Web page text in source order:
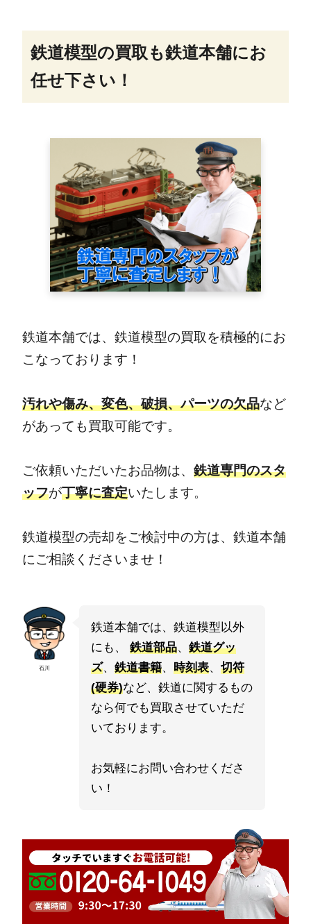
鉄道模型の買取も鉄道本舗にお
任せ下さい！
鉄道本舗では、鉄道模型の買取を積極的にお
こなっております！
汚れや傷み、変色、破損、パーツの欠品など
があっても買取可能です。
ご依頼いただいたお品物は、 鉄道専門のスタ
ッフが丁寧に査定いたします。
鉄道模型の売却をご検討中の方は、鉄道本舗
にご相談くださいませ！
石川
鉄道本舗では、鉄道模型以外
にも、 鉄道部品、 鉄道グッ
ズ、 鉄道書籍、 時刻表、 切符
(硬券)など、鉄道に関するもの
なら何でも買取させていただ
いております。
お気軽にお問い合わせくださ
い！